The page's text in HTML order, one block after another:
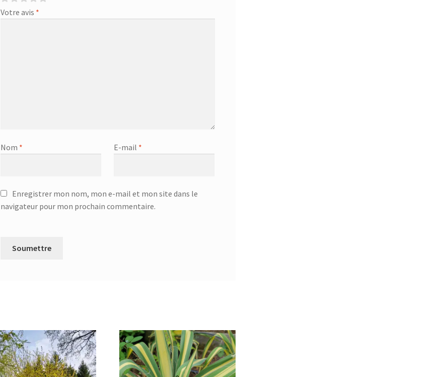
Votre avis *
Nom * E-mail *
Enregistrer mon nom, mon e-mail et mon site dans le
navigateur pour mon prochain commentaire.